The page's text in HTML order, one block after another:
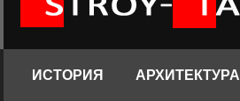
ИСТОРИЯ АРХИТЕКТУРА